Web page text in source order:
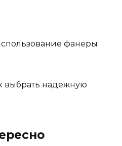
фанеры
выбрать надежную